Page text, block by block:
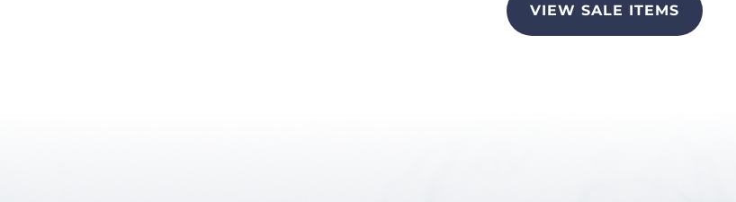
VIEW SALE ITEMS